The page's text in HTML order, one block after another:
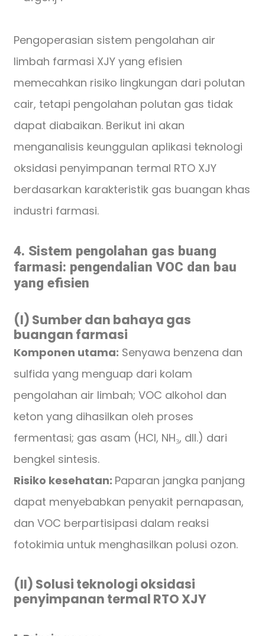
Pengoperasian sistem pengolahan air
limbah farmasi XJY yang efisien
memecahkan risiko lingkungan dari polutan
cair, tetapi pengolahan polutan gas tidak
dapat diabaikan. Berikut ini akan
menganalisis keunggulan aplikasi teknologi
oksidasi penyimpanan termal RTO XJY
berdasarkan karakteristik gas buangan khas
industri farmasi.
4. Sistem pengolahan gas buang
farmasi: pengendalian VOC dan bau
yang efisien
(I) Sumber dan bahaya gas
buangan farmasi
Komponen utama: Senyawa benzena dan
sulfida yang menguap dari kolam
pengolahan air limbah; VOC alkohol dan
keton yang dihasilkan oleh proses
fermentasi; gas asam (HCl, NH₃, dll.) dari
bengkel sintesis.
Risiko kesehatan: Paparan jangka panjang
dapat menyebabkan penyakit pernapasan,
dan VOC berpartisipasi dalam reaksi
fotokimia untuk menghasilkan polusi ozon.
(II) Solusi teknologi oksidasi
penyimpanan termal RTO XJY